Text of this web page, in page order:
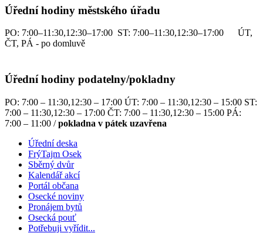
Úřední hodiny městského úřadu
PO: 7:00–11:30,12:30–17:00 ST: 7:00–11:30,12:30–17:00 ÚT,
ČT, PÁ - po domluvě
Úřední hodiny podatelny/pokladny
PO: 7:00 – 11:30,12:30 – 17:00 ÚT: 7:00 – 11:30,12:30 – 15:00 ST:
7:00 – 11:30,12:30 – 17:00 ČT: 7:00 – 11:30,12:30 – 15:00 PÁ:
7:00 – 11:00 /pokladna v pátek uzavřena
Úřední deska
FrýTajm Osek
Sběrný dvůr
Kalendář akcí
Portál občana
Osecké noviny
Pronájem bytů
Osecká pouť
Potřebuji vyřídit...